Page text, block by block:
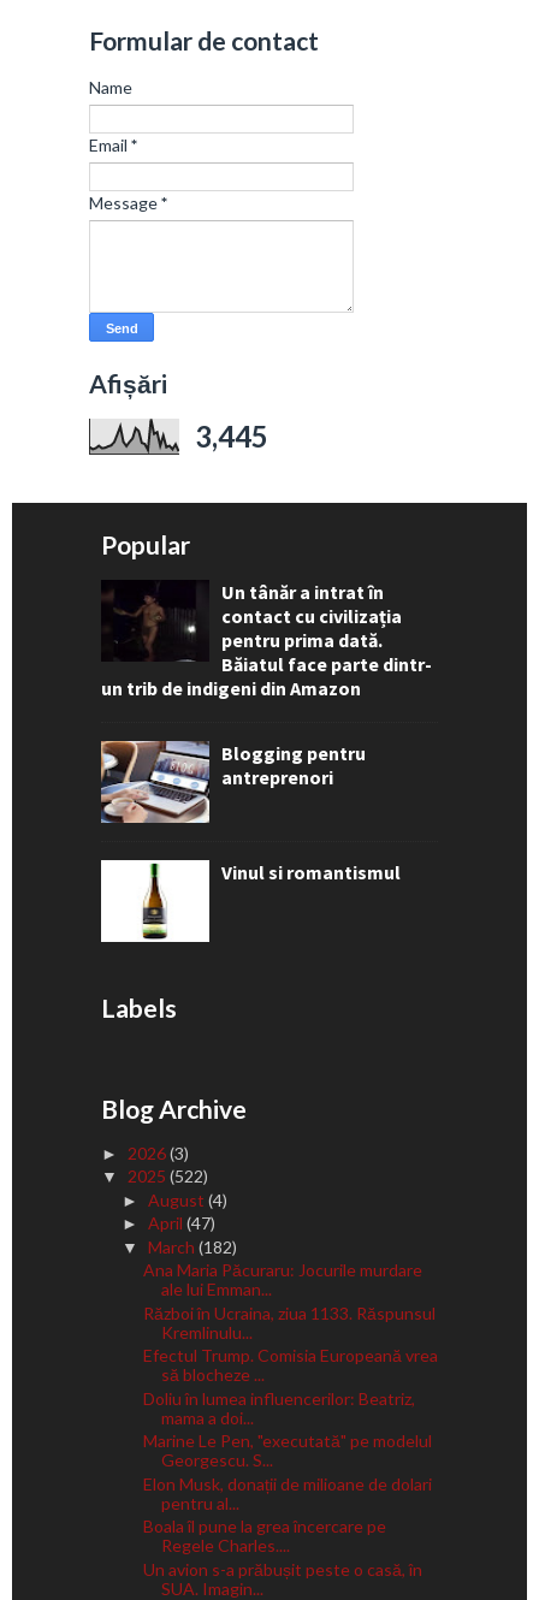
Formular de contact
Name
Email *
Message*
Afișări
3,445
Popular
Un tânăr a intrat în
contact cu civilizația
pentru prima dată.
Băiatul face parte dintr-
un trib de indigeni din Amazon
Blogging pentru
antreprenori
Vinul si romantismul
Labels
Blog Archive
► 2026(3)
▼ 2025 (522)
► August (4)
► April (47)
▼ March (182)
Ana Maria Păcuraru: Jocurile murdare
ale lui Emman...
Război în Ucraina, ziua 1133. Răspunsul
Kremlinulu...
Efectul Trump. Comisia Europeană vrea
să blocheze ...
Doliu în lumea influencerilor: Beatriz,
mama a doi...
Marine Le Pen, "executată" pe modelul
Georgescu. S...
Elon Musk, donații de milioane de dolari
pentru al...
Boala îl pune la grea încercare pe
Regele Charles....
Un avion s-a prăbușit peste o casă, în
SUA. Imagin...